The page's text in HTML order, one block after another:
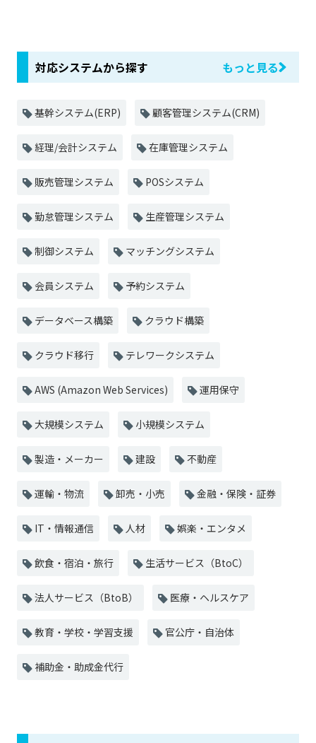
対応システムから探す もっと見る
基幹システム(ERP) 顧客管理システム(CRM)
経理/会計システム 在庫管理システム
販売管理システム POSシステム
勤怠管理システム 生産管理システム
制御システム マッチングシステム
会員システム 予約システム
データベース構築 クラウド構築
クラウド移行 テレワークシステム
AWS (Amazon Web Services) 運用保守
大規模システム 小規模システム
製造・メーカー 建設 不動産
運輸・物流 卸売・小売 金融・保険・証券
IT・情報通信 人材 娯楽・エンタメ
飲食・宿泊・旅行 生活サービス（BtoC）
法人サービス（BtoB） 医療・ヘルスケア
教育・学校・学習支援 官公庁・自治体
補助金・助成金代行